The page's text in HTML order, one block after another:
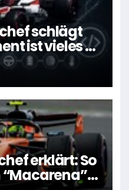
schlägt
ist vieles zu
erklärt: So